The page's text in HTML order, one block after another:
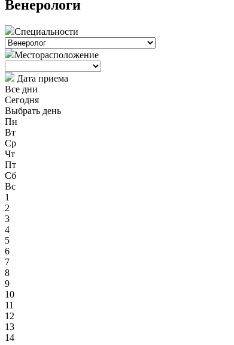
Венерологи
Специальности
Месторасположение
Дата приема
Все дни
Сегодня
Выбрать день
Пн
Вт
Ср
Чт
Пт
Сб
Вс
1
2
3
4
5
6
7
8
9
10
11
12
13
14